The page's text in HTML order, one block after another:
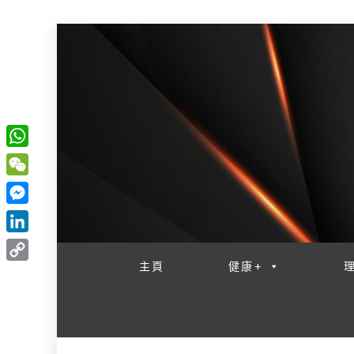
主頁 健康+
W
h
a
t
s
W
e
C
h
M
e
s
L
i